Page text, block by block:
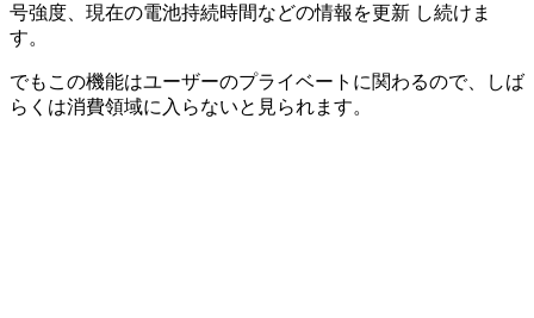
号強度、現在の電池持続時間などの情報を更新 し続けま
す。
でもこの機能はユーザーのプライベートに関わるので、しば
らくは消費領域に入らないと見られます。